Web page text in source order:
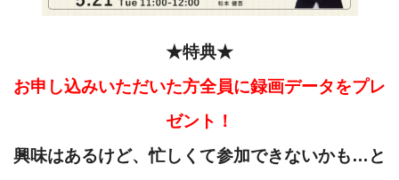
★特典★
お申し込みいただいた方全員に録画データをプレ
ゼント！
興味はあるけど、忙しくて参加できないかも…と